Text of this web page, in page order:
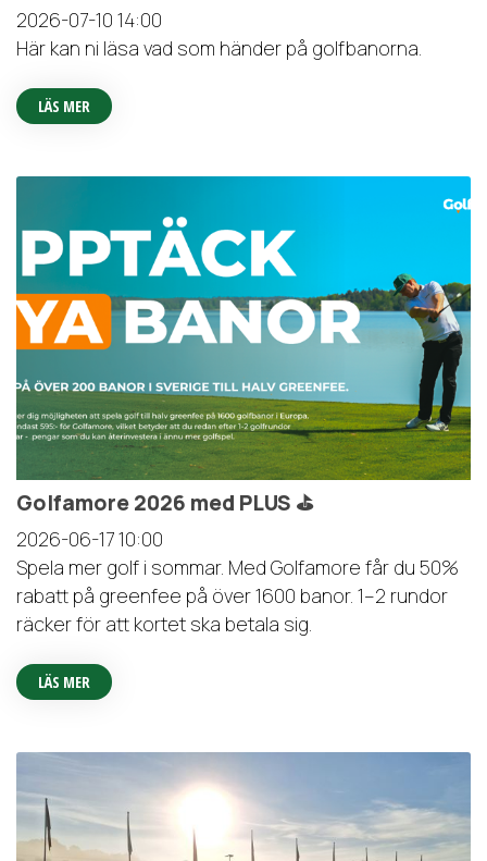
2026-07-10 14:00
Här kan ni läsa vad som händer på golfbanorna.
LÄS MER
Golfamore 2026 med PLUS ⛳️
2026-06-1710:00
Spela mer golf i sommar. Med Golfamore får du 50%
rabatt på greenfee på över 1600 banor. 1–2 rundor
räcker för att kortet ska betala sig.
LÄS MER